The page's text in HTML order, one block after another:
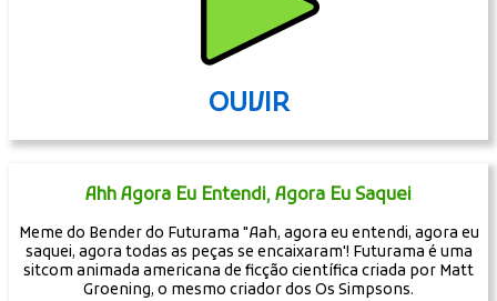
OUVIR
Ahh Agora Eu Entendi, Agora Eu Saquei
Meme do Bender do Futurama "Aah, agora eu entendi, agora eu
saquei, agora todas as peças se encaixaram'! Futurama é uma
sitcom animada americana de ficção científica criada por Matt
Groening, o mesmo criador dos Os Simpsons.